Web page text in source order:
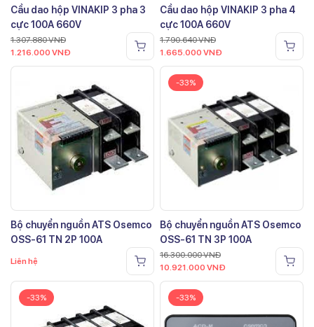
Cầu dao hộp VINAKIP 3 pha 3
cực 100A 660V
1.307.880VNĐ
1.216.000 VNĐ
Cầu dao hộp VINAKIP 3 pha 4
cực 100A 660V
1.790.640VNĐ
1.665.000 VNĐ
Bộ chuyển nguồn ATS Osemco
OSS-61 TN 2P 100A
Liên hệ
-33%
Bộ chuyển nguồn ATS Osemco
OSS-61 TN 3P 100A
16.300.000VNĐ
10.921.000 VNĐ
-33% -33%